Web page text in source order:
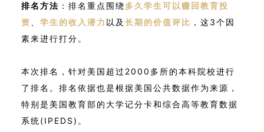
排名方法 ：排名重点围绕多久学生可以赚回教育投
资
学生的收入潜力 以及 长期的价值评比 ，这3个因
素来进行打分。
本次排名，针对美国超过2000多所的本科院校进行
了排名。排名依据也是根据美国公共数据作为来源，
特别是美国教育部的大学记分卡和综合高等教育数据
系统(IPEDS)。